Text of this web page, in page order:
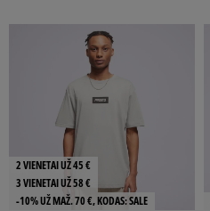
2 VIENETAI UŽ 45 €
3 VIENETAI UŽ 58 €
-10% UŽ MAŽ. 70 €, KODAS: SALE